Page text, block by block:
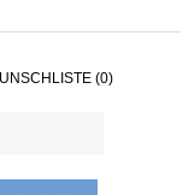
(0)